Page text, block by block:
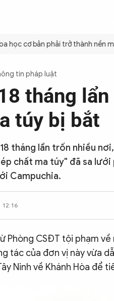
học cơ bản phải trở thành nền
tin pháp luật
tháng
túy bị bắt
18 tháng lẩn trốn nhiều
chất ma túy" đã sa
Campuchia.
Phòng CSĐT tội phạm về
tác của đơn vị này vừa
Ninh về Khánh Hòa để